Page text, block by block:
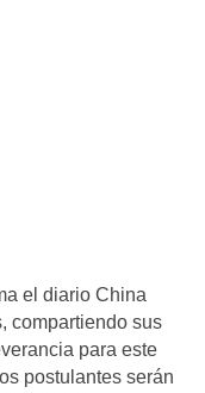
el diario China
compartiendo sus
para este
postulantes serán